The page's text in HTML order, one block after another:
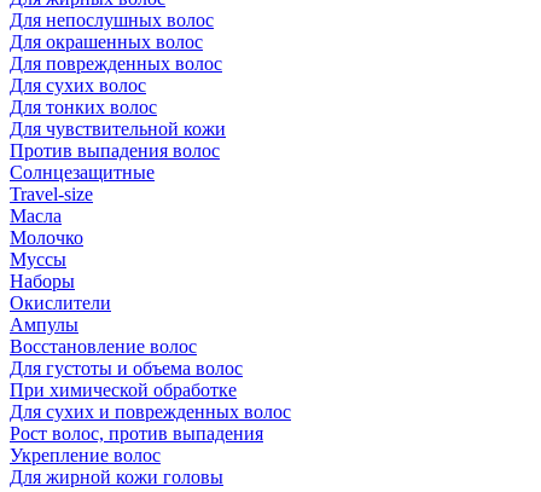
Для непослушных волос
Для окрашенных волос
Для поврежденных волос
Для сухих волос
Для тонких волос
Для чувствительной кожи
Против выпадения волос
Солнцезащитные
Travel-size
Масла
Молочко
Муссы
Наборы
Окислители
Ампулы
Восстановление волос
Для густоты и объема волос
При химической обработке
Для сухих и поврежденных волос
Рост волос, против выпадения
Укрепление волос
Для жирной кожи головы